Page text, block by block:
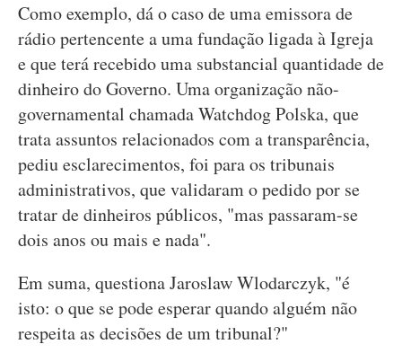
Como exemplo, dá o caso de uma emissora de
rádio pertencente a uma fundação ligada à Igreja
e que terá recebido uma substancial quantidade de
dinheiro do Governo. Uma organização não-
governamental chamada Watchdog Polska, que
trata assuntos relacionados com a transparência,
pediu esclarecimentos, foi para os tribunais
administrativos, que validaram o pedido por se
tratar de dinheiros públicos, "mas passaram-se
dois anos ou mais e nada".
Em suma, questiona Jaroslaw Wlodarczyk, "é
isto: o que se pode esperar quando alguém não
respeita as decisões de um tribunal?"